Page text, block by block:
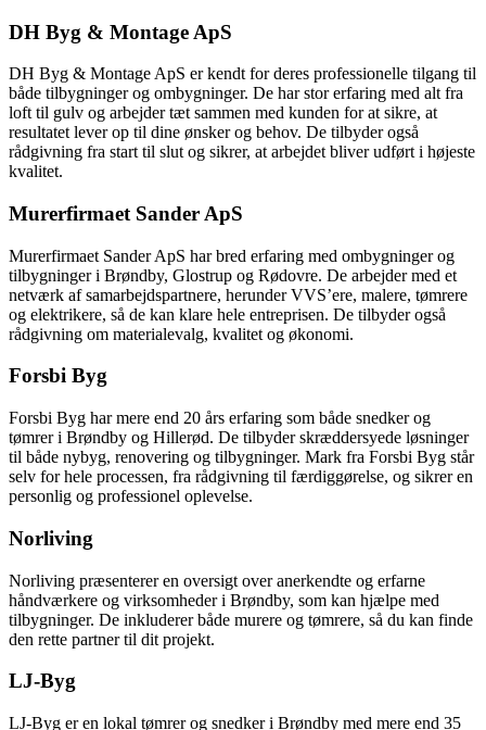
DH Byg & Montage ApS
DH Byg & Montage ApS er kendt for deres professionelle tilgang til
både tilbygninger og ombygninger. De har stor erfaring med alt fra
loft til gulv og arbejder tæt sammen med kunden for at sikre, at
resultatet lever op til dine ønsker og behov. De tilbyder også
rådgivning fra start til slut og sikrer, at arbejdet bliver udført i højeste
kvalitet.
Murerfirmaet Sander ApS
Murerfirmaet Sander ApS har bred erfaring med ombygninger og
tilbygninger i Brøndby, Glostrup og Rødovre. De arbejder med et
netværk af samarbejdspartnere, herunder VVS’ere, malere, tømrere
og elektrikere, så de kan klare hele entreprisen. De tilbyder også
rådgivning om materialevalg, kvalitet og økonomi.
Forsbi Byg
Forsbi Byg har mere end 20 års erfaring som både snedker og
tømrer i Brøndby og Hillerød. De tilbyder skræddersyede løsninger
til både nybyg, renovering og tilbygninger. Mark fra Forsbi Byg står
selv for hele processen, fra rådgivning til færdiggørelse, og sikrer en
personlig og professionel oplevelse.
Norliving
Norliving præsenterer en oversigt over anerkendte og erfarne
håndværkere og virksomheder i Brøndby, som kan hjælpe med
tilbygninger. De inkluderer både murere og tømrere, så du kan finde
den rette partner til dit projekt.
LJ-Byg
LJ-Byg er en lokal tømrer og snedker i Brøndby med mere end 35